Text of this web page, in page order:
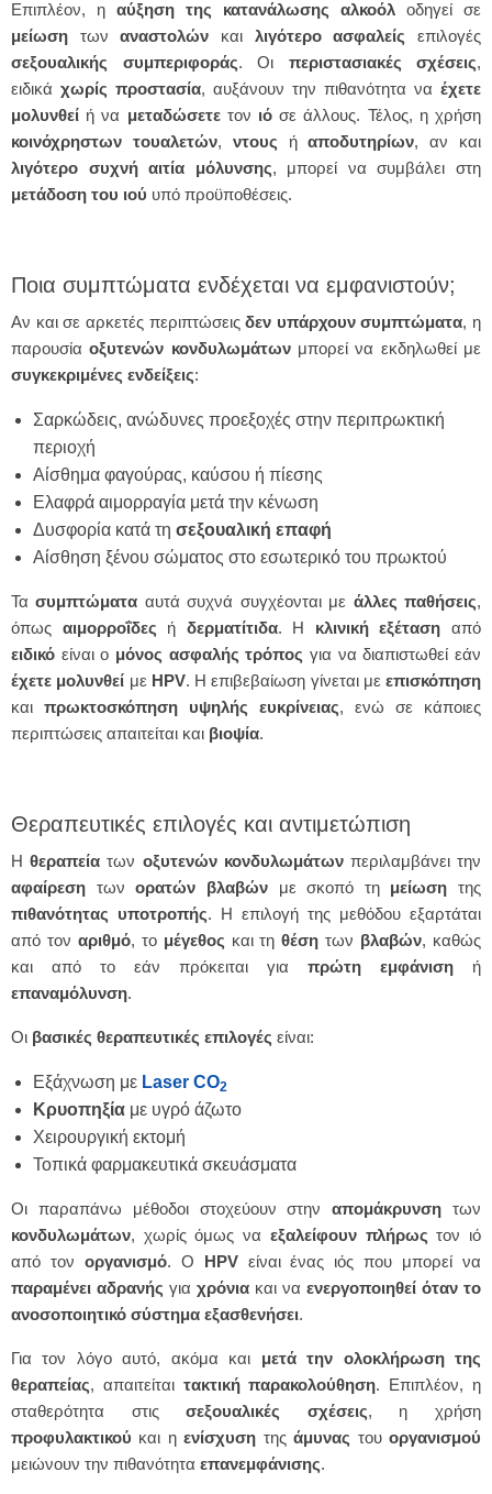
Επιπλέον, η αύξηση της κατανάλωσης αλκοόλ οδηγεί σε
μείωση τωναναστολών και λιγότερο ασφαλείς επιλογές
σεξουαλικής συμπεριφοράς. Οι περιστασιακές σχέσεις,
ειδικά χωρίς προστασία, αυξάνουν την πιθανότητα να έχετε
μολυνθεί ή να μεταδώσετετον ιό σε άλλους. Τέλος, η χρήση
κοινόχρηστων τουαλετών, ντους ήαποδυτηρίων, αν και
λιγότερο συχνή αιτία
μόλυνσης, μπορεί να συμβάλει στη
μετάδοση του ιού υπό προϋποθέσεις.
Ποια συμπτώματα ενδέχεται να εμφανιστούν;
Αν και σε αρκετές περιπτώσειςδεν υπάρχουν συμπτώματα, η
παρουσίαοξυτενών κονδυλωμάτωνμπορεί να εκδηλωθεί με
συγκεκριμένες ενδείξεις:
Σαρκώδεις, ανώδυνες προεξοχές στην περιπρωκτική
περιοχή
Αίσθημα φαγούρας, καύσου ή πίεσης
Ελαφρά αιμορραγία μετά την κένωση
Δυσφορία κατά τη σεξουαλική επαφή
Αίσθηση ξένου σώματος στο εσωτερικό του πρωκτού
Τασυμπτώματα αυτά συχνά συγχέονται με άλλες παθήσεις,
όπως αιμορροΐδες ή δερματίτιδα. Η κλινική εξέταση από
ειδικό είναι ο μόνος ασφαλής τρόπος για να διαπιστωθεί εάν
έχετε μολυνθεί με HPV. Η επιβεβαίωση γίνεται με επισκόπηση
και πρωκτοσκόπηση υψηλής ευκρίνειας, ενώ σε κάποιες
περιπτώσεις απαιτείται και βιοψία.
Θεραπευτικές επιλογές και αντιμετώπιση
Ηθεραπεία των οξυτενών κονδυλωμάτωνπεριλαμβάνει την
αφαίρεση τωνορατών βλαβώνμε σκοπό τη μείωση της
πιθανότητας υποτροπής. Η επιλογή της μεθόδου εξαρτάται
από τον αριθμό, το μέγεθος και τηθέση των βλαβών, καθώς
και από το εάν πρόκειται για πρώτη εμφάνιση ή
επαναμόλυνση.
Οι βασικές θεραπευτικές επιλογές είναι:
Εξάχνωση με Laser CO2
Κρυοπηξία με υγρό άζωτο
Χειρουργική εκτομή
Τοπικά φαρμακευτικά σκευάσματα
Οι παραπάνω μέθοδοι στοχεύουν στηναπομάκρυνση των
κονδυλωμάτων, χωρίς όμως να εξαλείφουν πλήρως τον ιό
από τον οργανισμό. Ο HPV είναι ένας ιός που μπορεί να
παραμένει αδρανής για χρόνια και να ενεργοποιηθεί όταν το
ανοσοποιητικό σύστημα εξασθενήσει.
Για τον λόγο αυτό, ακόμα και μετά την ολοκλήρωση της
θεραπείας, απαιτείται τακτική παρακολούθηση. Επιπλέον, η
σταθερότητα στιςσεξουαλικές σχέσεις, η χρήση
προφυλακτικού και ηενίσχυση τηςάμυνας τουοργανισμού
μειώνουν την πιθανότητα επανεμφάνισης.